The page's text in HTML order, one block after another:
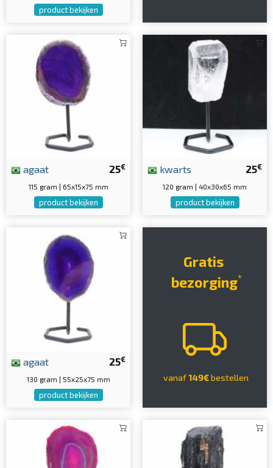
product bekijken
25€
agaat
115 gram | 65x15x75 mm
product bekijken
25€
kwarts
120 gram | 40x30x65 mm
product bekijken
25€
agaat
130 gram | 55x25x75 mm
product bekijken
Gratis
bezorging*
vanaf149€bestellen